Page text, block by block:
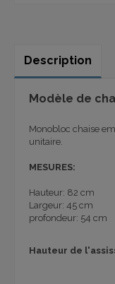
Description
Modèle de
Monobloc chaise
unitaire.
MESURES:
Hauteur: 82 cm
Largeur: 45 cm
profondeur: 54 cm
Hauteur de